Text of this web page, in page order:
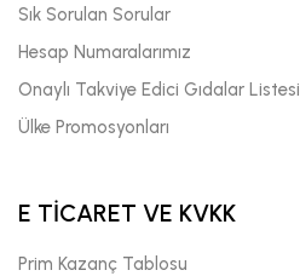
Sık Sorulan Sorular
Hesap Numaralarımız
Onaylı Takviye Edici Gıdalar Listesi
Ülke Promosyonları
E TİCARET VE KVKK
Prim Kazanç Tablosu